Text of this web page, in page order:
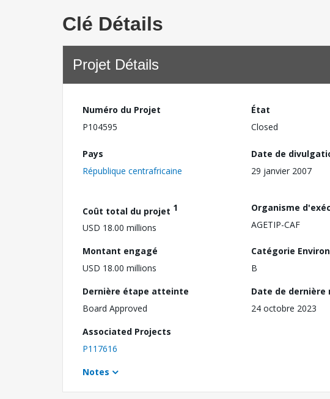
Clé Détails
Projet Détails
Numéro du Projet
P104595
État
Closed
Pays
République centrafricaine
Date de
29 janvier 2007
Coût total du projet 1
USD 18.00 millions
Organisme
AGETIP-CAF
Montant engagé
USD 18.00 millions
Catégorie
B
Dernière étape atteinte
Board Approved
Date de dernière
24 octobre 2023
Associated Projects
P117616
Notes